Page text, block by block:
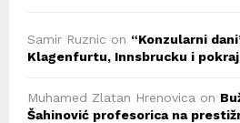
Samir Ruznic on “Konzularni
Klagenfurtu, Innsbrucku i
Muhamed Zlatan Hrenovica on
Šahinović profesorica na